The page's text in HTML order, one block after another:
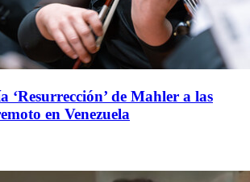
‘Resurrección’ de Mahler a las
en Venezuela